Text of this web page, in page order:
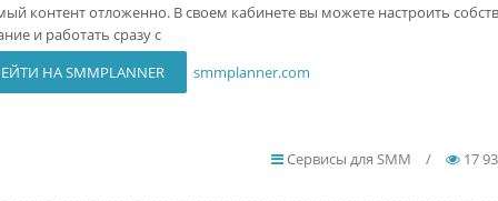
контент отложенно. В своем кабинете вы можете настроить
и работать сразу с
НА SMMPLANNER
smmplanner.com
Сервисы для SMM / 17